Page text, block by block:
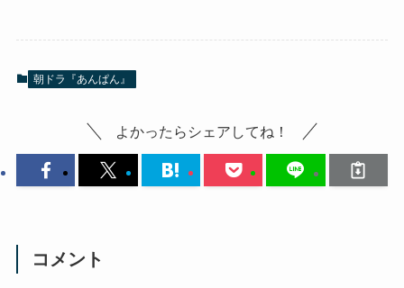
朝ドラ『あんぱん』
よかったらシェアしてね！
コメント